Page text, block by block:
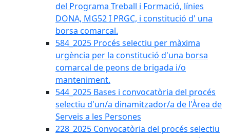
del Programa Treball i Formació, línies
DONA, MG52 I PRGC, i constitució d' una
borsa comarcal.
584_2025 Procés selectiu per màxima
urgència per la constitució d'una borsa
comarcal de peons de brigada i/o
manteniment.
544_2025 Bases i convocatòria del procés
selectiu d'un/a dinamitzador/a de l'Àrea de
Serveis a les Persones
228_2025 Convocatòria del procés selectiu